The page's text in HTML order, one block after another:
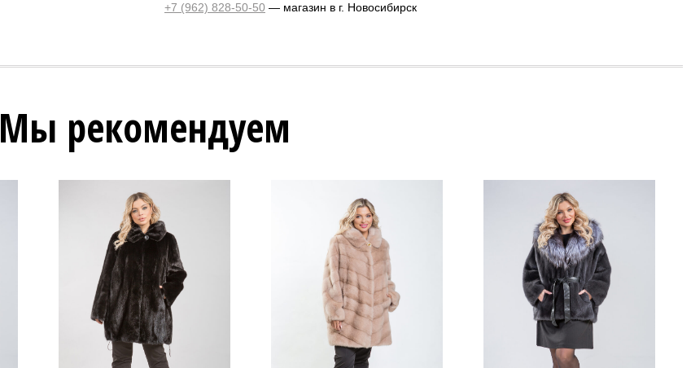
+7 (962) 828-50-50 — магазин в г. Новосибирск
Мы рекомендуем